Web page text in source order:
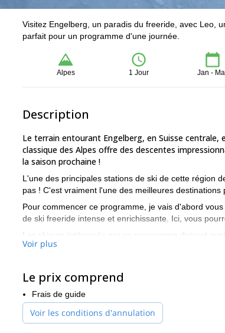
Visitez Engelberg, un paradis du freeride, avec Leo,
parfait pour un programme d'une journée.
Alpes 1 Jour Jan -
Description
Le terrain entourant Engelberg, en Suisse
classique des Alpes offre des descentes
la saison prochaine !
L'une des principales stations de ski de cette région
pas ! C'est vraiment l'une des meilleures destinations
Pour commencer ce programme, je vais d'abord
de ski freeride intense et enrichissante. Ici, vous
Les skieurs intéressés par ce programme doivent
Il y aura entre 1 et 4 skieurs. Vous aurez également
Prêt à partir pour cette journée de ski freeride avec
êtes intéressé par d'autres activités d'une journée
Suisse centrale. Pour un programme de deux jours,
- Oberalppass.
Voir plus
Le prix comprend
Frais de guide
Voir les conditions d'annulation